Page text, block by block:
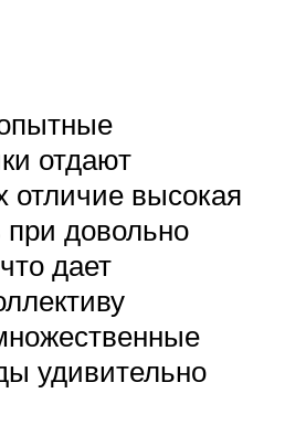
отдают
отличие высокая
довольно
дает
удивительно